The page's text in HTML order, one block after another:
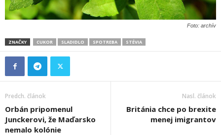
Foto: archív
ZNAČKY CUKOR SLADIDLO SPOTREBA STÉVIA
Predch. článok
Orbán pripomenul
Junckerovi, že Maďarsko
nemalo kolónie
Nasl. článok
Británia chce po brexite
menej imigrantov